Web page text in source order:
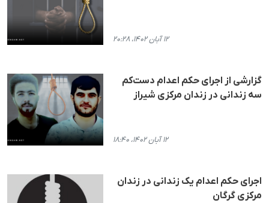
۱۲ آبان ۱۴۰۲، ۲۰:۲۸
گزارشی از اجرای حکم اعدام دست‌کم
سه زندانی در زندان مرکزی شیراز
۱۲ آبان ۱۴۰۲، ۱۸:۴۰
اجرای حکم اعدام یک زندانی در زندان
مرکزی گرگان